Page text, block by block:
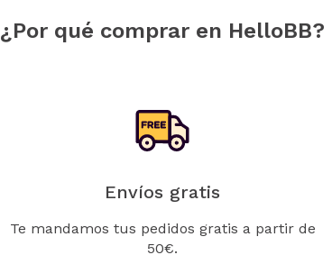
¿Por qué comprar en HelloBB?
Envíos gratis
Te mandamos tus pedidos gratis a partir de
50€.